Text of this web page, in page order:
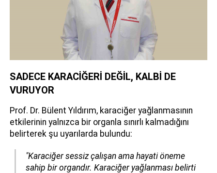
SADECE KARACİĞERİ DEĞİL, KALBİ DE
VURUYOR
Prof. Dr. Bülent Yıldırım, karaciğer yağlanmasının
etkilerinin yalnızca bir organla sınırlı kalmadığını
belirterek şu uyarılarda bulundu:
"Karaciğer sessiz çalışan ama hayati öneme
sahip bir organdır. Karaciğer yağlanması belirti